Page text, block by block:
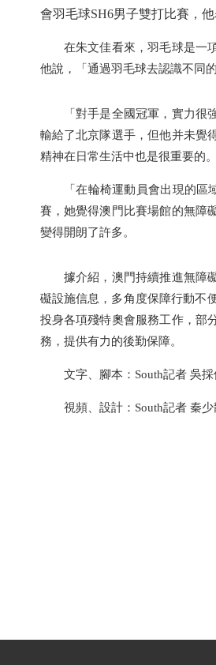
會羽毛球SH6男子雙打比賽，
在朱文佳看來，羽毛球是一項
他說，「通過羽毛球去認識不同
「對手是全國冠軍，實力很強
輸給了北京隊選手，但他并未覺
精神在日常生活中也是很重要的。
「在輪椅運動員會出現的區域
賽，她覺得澳門比賽場館的無障
變得開朗了許多。
據介紹，澳門持續推進無障礙
礙設施信息，多角度保障行動不
投身各項殘特奧會服務工作，部
務，提供有力的後勤保障。
文字、腳本：South記者 吳採
視頻、設計：South記者 秦少